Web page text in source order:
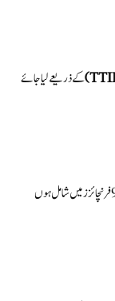
کے ذریعے لیا جائے
1,000 کھلاڑیوں میں سے 300 کو منتخب کیا جائے گا، جن میں سے 96 فرنچائزز میں شامل ہوں